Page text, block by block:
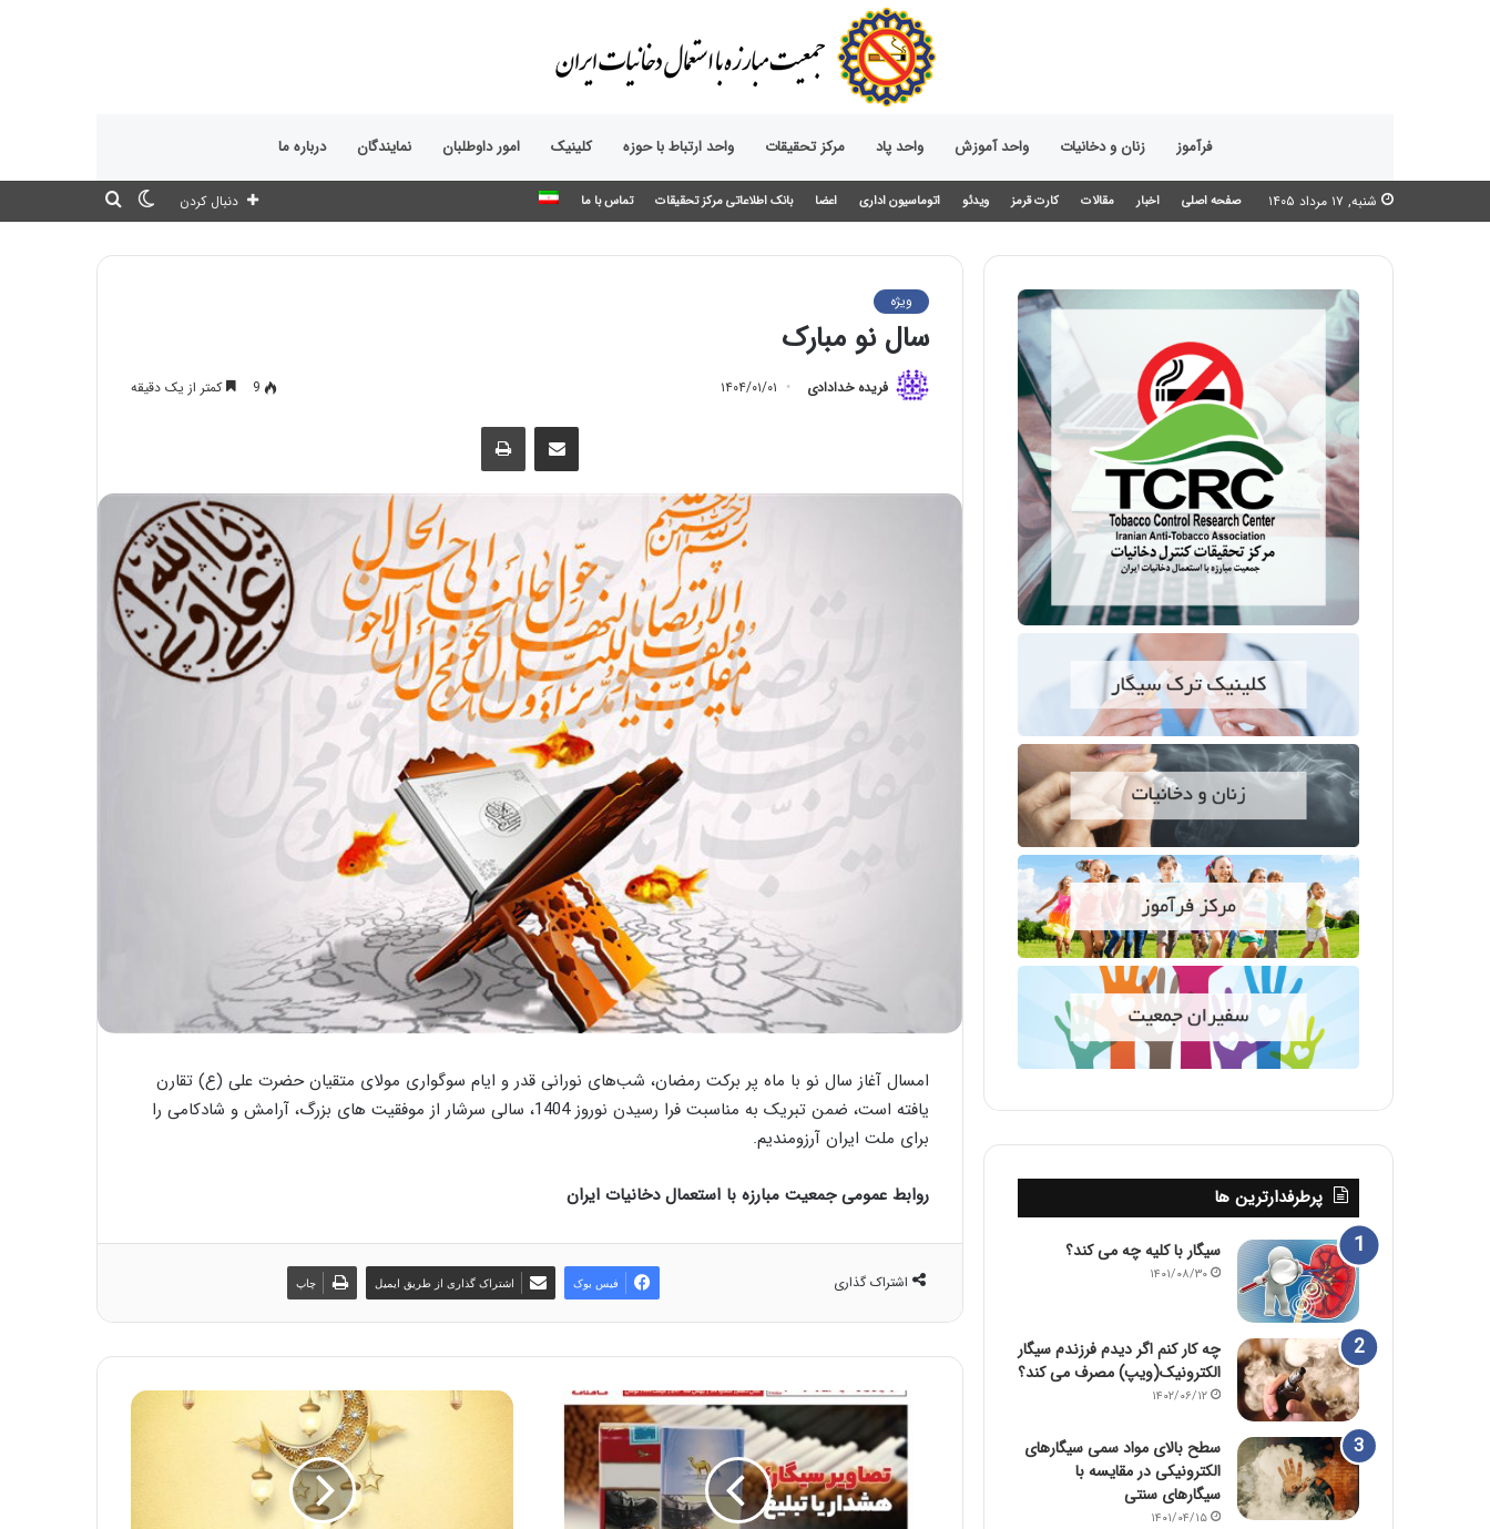
فرآموز زنان و دخانیات واحد آموزش واحد پاد مرکز تحقیقات واحد ارتباط با حوزه‌ کلینیک امور داوطلبان نمایندگان درباره ما
شنبه, ۱۷ مرداد ۱۴۰۵ صفحه اصلی اخبار مقالات کارت قرمز ویدئو اتوماسیون اداری اعضا بانک اطلاعاتی مرکز تحقیقات تماس با ما
تغییر
دنبال کردن
ویژه
سال نو مبارک
فریده خدادادی ۱۴۰۴/۰۱/۰۱ 9 کمتر از یک دقیقه
اشتراک گذاری از طریق ایمیل
امسال آغاز سال نو با ماه پر برکت رمضان، شب‌های نورانی قدر و ایام سوگواری مولای متقیان حضرت علی (ع) تقارن
یافته است، ضمن تبریک به مناسبت فرا رسیدن نوروز 1404، سالی سرشار از موفقیت های بزرگ، آرامش و شادکامی را
برای ملت ایران آرزومندیم.
روابط عمومی جمعیت مبارزه با استعمال دخانیات ایران
اشتراک گذاری فیس بوک اشتراک گذاری از طریق ایمیل چاپ
پرطرفدارترین ها
سیگار با کلیه چه می کند؟
۱۴۰۱/۰۸/۳۰
چه کار کنم اگر دیدم فرزندم سیگار
الکترونیک(ویپ) مصرف می کند؟
۱۴۰۲/۰۶/۱۲
سطح بالای مواد سمی سیگارهای
الکترونیکی در مقایسه با
سیگارهای سنتی
۱۴۰۱/۰۴/۱۵